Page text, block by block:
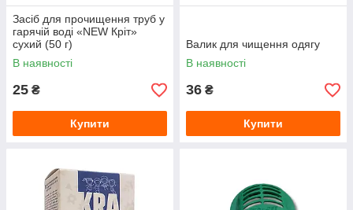
Засіб для прочищення труб у
гарячій воді «NEW Кріт»
сухий (50 г)
В наявності
25 ₴
Купити
Валик для чищення одягу
В наявності
36 ₴
Купити